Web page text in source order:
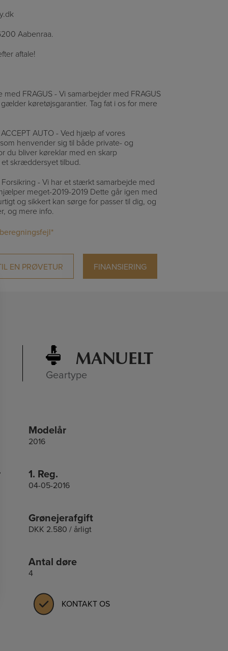
Aabenraa.
aftale!
FRAGUS - Vi samarbejder med FRAGUS
køretøjsgarantier. Tag fat i os for mere
AUTO - Ved hjælp af vores
henvender sig til både private- og
du bliver køreklar med en skarp
et skræddersyet tilbud.
- Vi har et stærkt samarbejde med
meget-2019-2019 Dette går igen med
og sikkert kan sørge for passer til dig, og
og mere info.
EN PRØVETUR FINANSIERING
MANUELT
Geartype
Modelår
2016
1. Reg.
04-05-2016
Grønejerafgift
DKK 2.580 / årligt
Antal døre
4
KONTAKT OS